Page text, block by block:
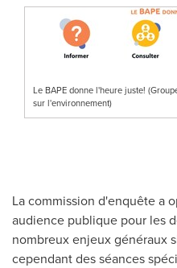
Le BAPE donne l'heure juste!
sur l'environnement)
La commission d'enquête a
audience publique pour les
nombreux enjeux généraux
cependant des séances